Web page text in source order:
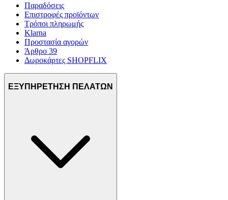
Παραδόσεις
Επιστροφές προϊόντων
Τρόποι πληρωμής
Klarna
Προστασία αγορών
Άρθρο 39
Δωροκάρτες SHOPFLIX
ΕΞΥΠΗΡΕΤΗΣΗ ΠΕΛΑΤΩΝ